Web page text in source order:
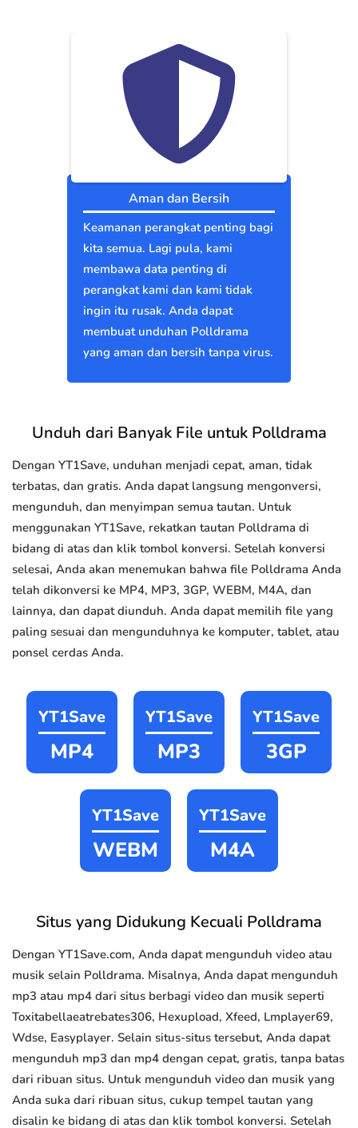
Aman dan Bersih
Keamanan perangkat penting bagi
kita semua. Lagi pula, kami
membawa data penting di
perangkat kami dan kami tidak
ingin itu rusak. Anda dapat
membuat unduhan Polldrama
yang aman dan bersih tanpa virus.
Unduh dari Banyak File untuk Polldrama
Dengan YT1Save, unduhan menjadi cepat, aman, tidak
terbatas, dan gratis. Anda dapat langsung mengonversi,
mengunduh, dan menyimpan semua tautan. Untuk
menggunakan YT1Save, rekatkan tautan Polldrama di
bidang di atas dan klik tombol konversi. Setelah konversi
selesai, Anda akan menemukan bahwa file Polldrama Anda
telah dikonversi ke MP4, MP3, 3GP, WEBM, M4A, dan
lainnya, dan dapat diunduh. Anda dapat memilih file yang
paling sesuai dan mengunduhnya ke komputer, tablet, atau
ponsel cerdas Anda.
YT1Save
MP4
YT1Save
MP3
YT1Save
3GP
YT1Save
WEBM
YT1Save
M4A
Situs yang Didukung Kecuali Polldrama
Dengan YT1Save.com, Anda dapat mengunduh video atau
musik selain Polldrama. Misalnya, Anda dapat mengunduh
mp3 atau mp4 dari situs berbagi video dan musik seperti
Toxitabellaeatrebates306, Hexupload, Xfeed, Lmplayer69,
Wdse, Easyplayer. Selain situs-situs tersebut, Anda dapat
mengunduh mp3 dan mp4 dengan cepat, gratis, tanpa batas
dari ribuan situs. Untuk mengunduh video dan musik yang
Anda suka dari ribuan situs, cukup tempel tautan yang
disalin ke bidang di atas dan klik tombol konversi. Setelah